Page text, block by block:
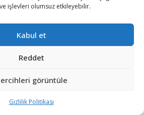
işlevleri olumsuz etkileyebilir.
Kabul et
Reddet
görüntüle
Gizlilik Politikası
yapılmıştı. Bu kapsamda
ise T0 prototipi için sözleşme
artırılmış faydalı yük ve
(lançerler hariç 1.200 kg), modern
lojistik maliyet ve
doğrultusunda tamamen